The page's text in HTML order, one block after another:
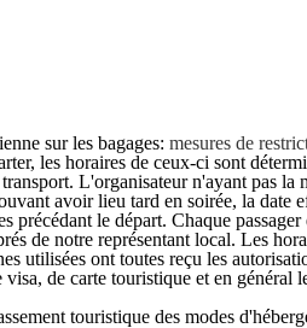
sur les bagages: mesures de
les horaires de ceux-ci sont
L'organisateur n'ayant pas
avoir lieu tard en soirée, la date
précédant le départ. Chaque
de notre représentant local. Les
utilisées ont toutes reçu les
de carte touristique et en
touristique des modes